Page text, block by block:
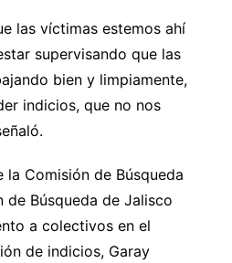
las víctimas estemos ahí
supervisando que las
bien y limpiamente,
indicios, que no nos
la Comisión de Búsqueda
de Búsqueda de Jalisco
a colectivos en el
de indicios, Garay